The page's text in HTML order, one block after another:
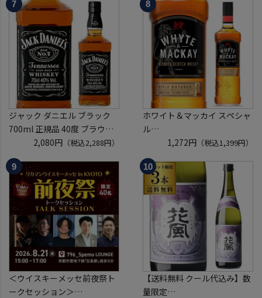
虎S ※必ずもらえるCP対象
(1P)
ジャック ダニエル ブラック
700ml 正規品 40度 ブラウン
フォーマン
ウイスキー テネシー バーボン
長S
2,080円（税込2,288円）
ホワイト＆マッカイ スペシャ
ル
40度 700ml
スコッチ ウイスキー white &
mackay scotch whisky [長S]
1,272円 （税込1,399円）
＜ウイスキーメッセ前夜祭ト
ークセッション＞
【送料無料 クール代込み】数
量限定